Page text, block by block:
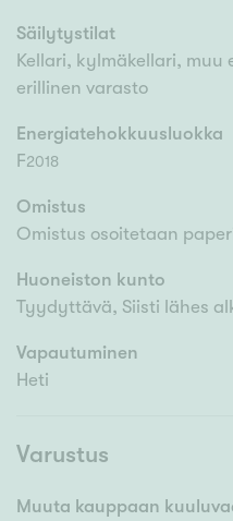
Säilytystilat
Kellari, kylmäkellari, muu
erillinen varasto
Energiatehokkuusluokka
F2018
Omistus
Omistus osoitetaan
Huoneiston kunto
Tyydyttävä, Siisti lähes
Vapautuminen
Heti
Varustus
Muuta kauppaan